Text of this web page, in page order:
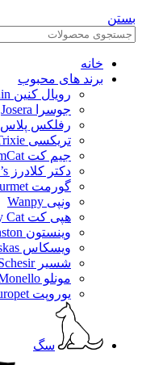
بستن
خانه
برند های محبوب
رویال کنین Royal Canin
جوسرا Josera
رفلکس پلاس Reflex Plus
تریکسی Trixie
جیم کت GimCat
دکتر کلادرز Dr.Clauder’s
گورمت Gourmet
ونپی Wanpy
هپی کت Happy Cat
وینستون Winston
ویسکاس Whiskas
شسیر Schesir
مونلو Monello
یوروپت Europet
سگ